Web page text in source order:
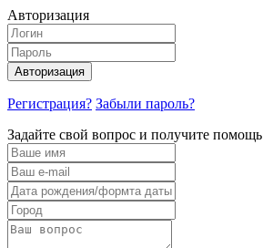
Авторизация
Авторизация
Регистрация? Забыли пароль?
Задайте свой вопрос и получите помощь